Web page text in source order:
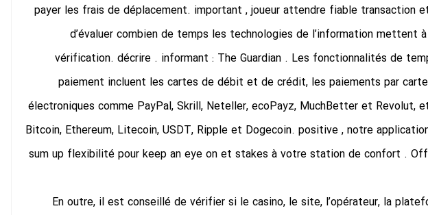
payer les frais de déplacement. important , joueur attendre fiable transaction
d’évaluer combien de temps les technologies de l’information mettent
vérification. décrire . informant : The Guardian​ . Les fonctionnalités de
paiement incluent les cartes de débit et de crédit, les paiements par
électroniques comme PayPal, Skrill, Neteller, ecoPayz, MuchBetter et Revolut,
Bitcoin, Ethereum, Litecoin, USDT, Ripple et Dogecoin. positive , notre
sum up flexibilité pour keep an eye on et stakes à votre station de confort .
En outre, il est conseillé de vérifier si le casino, le site, l’opérateur, la